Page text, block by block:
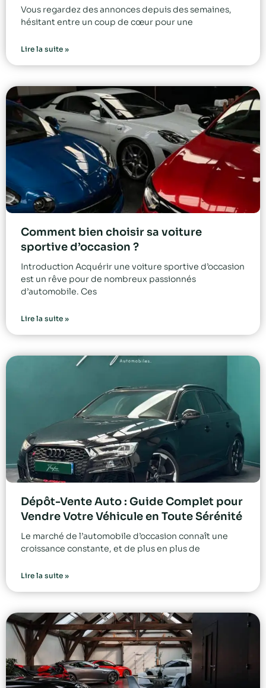
Vous regardez des annonces depuis des semaines,
hésitant entre un coup de cœur pour une
Lire la suite »
Comment bien choisir sa voiture
sportive d’occasion ?
Introduction Acquérir une voiture sportive d’occasion
est un rêve pour de nombreux passionnés
d’automobile. Ces
Lire la suite »
Dépôt-Vente Auto : Guide Complet pour
Vendre Votre Véhicule en Toute Sérénité
Le marché de l’automobile d’occasion connaît une
croissance constante, et de plus en plus de
Lire la suite »